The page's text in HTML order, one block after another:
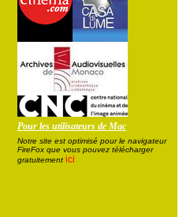
Pour les utilisateurs de Mac
Notre site est optimisé pour le navigateur
FireFox que vous pouvez télécharger
gratuitement ici